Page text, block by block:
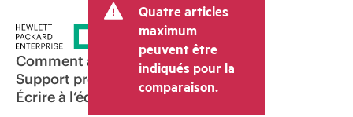
Quatre articles
maximum
peuvent être
indiqués pour la
comparaison.
Comment acheter
Support produit
Écrire à l’équipe commerciale